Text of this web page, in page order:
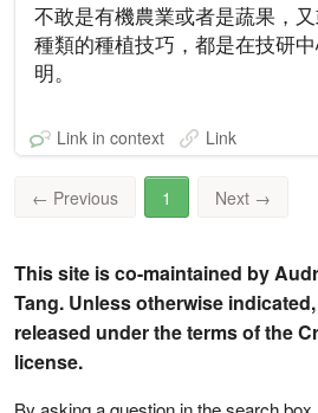
不敢是有機農業或者是蔬果，
種類的種植技巧，都是在技研
明。
Link in context Link
← Previous 1 Next →
This site is co-maintained by
Tang. Unless otherwise
released under the terms of the
license.